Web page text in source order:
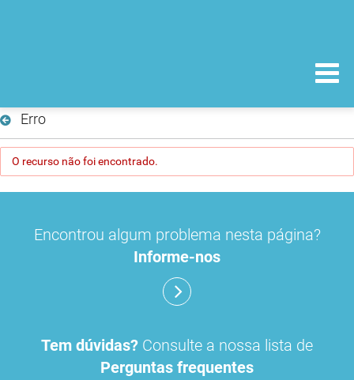
Erro
O recurso não foi encontrado.
Encontrou algum problema nesta página?
Informe-nos
Tem dúvidas? Consulte a nossa lista de
Perguntas frequentes